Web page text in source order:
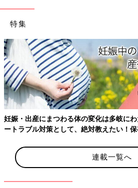
ったら…」子連れ外
ソード
子どもを連れて外出と
よく起こりますね。
リユーザーに、子連
や困った体験につい
アドバイザーの高祖
ポイントを聞いてみま
吉田明世さん（よしだあきよ）
PROFILE
1988年生まれ。2018年5月に女の子を
出産した。TBSのアナウンサーを経て
京FM「ONE MORNING」（月～金6
ベント、コラム連載など幅広く活躍中
専門士の資格も取得。2022年、初の絵
特集
妊娠・出産にまつわる体の変化は多岐に
ートラブル対策として、絶対教えたい！
連載一覧へ